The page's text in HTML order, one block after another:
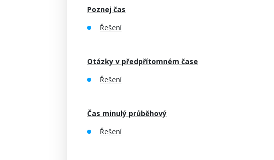
Poznej čas
Řešení
Otázky v předpřítomném čase
Řešení
Čas minulý průběhový
Řešení